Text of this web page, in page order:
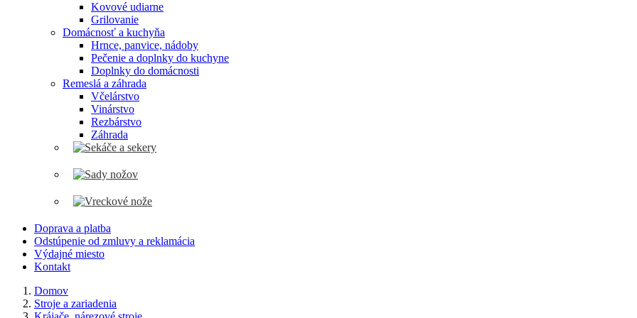
Kovové udiarne
Grilovanie
Domácnosť a kuchyňa
Hrnce, panvice, nádoby
Pečenie a doplnky do kuchyne
Doplnky do domácnosti
Remeslá a záhrada
Včelárstvo
Vinárstvo
Rezbárstvo
Záhrada
Doprava a platba
Odstúpenie od zmluvy a reklamácia
Výdajné miesto
Kontakt
Domov
Stroje a zariadenia